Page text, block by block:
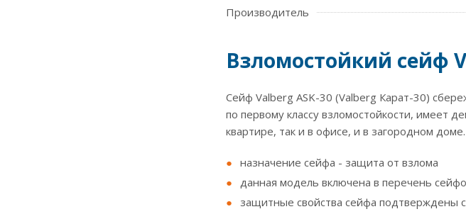
Производитель
Взломостойкий сейф
Сейф Valberg ASK-30 (Valberg Карат-30)
по первому классу взломостойкости, имеет
квартире, так и в офисе, и в загородном доме.
назначение сейфа - защита от взлома
данная модель включена в перечень
защитные свойства сейфа подтверждены